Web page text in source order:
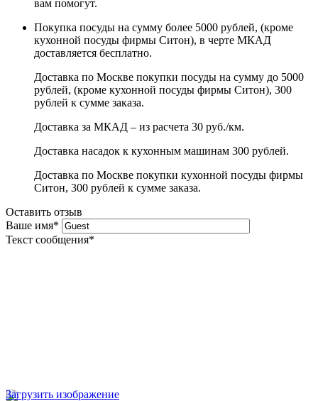
вам помогут.
Покупка посуды на сумму более 5000 рублей, (кроме
кухонной посуды фирмы Ситон), в черте МКАД
доставляется бесплатно.
Доставка по Москве покупки посуды на сумму до 5000
рублей, (кроме кухонной посуды фирмы Ситон), 300
рублей к сумме заказа.
Доставка за МКАД – из расчета 30 руб./км.
Доставка насадок к кухонным машинам 300 рублей.
Доставка по Москве покупки кухонной посуды фирмы
Ситон, 300 рублей к сумме заказа.
Оставить отзыв
Ваше имя*
Текст сообщения*
Загрузить изображение